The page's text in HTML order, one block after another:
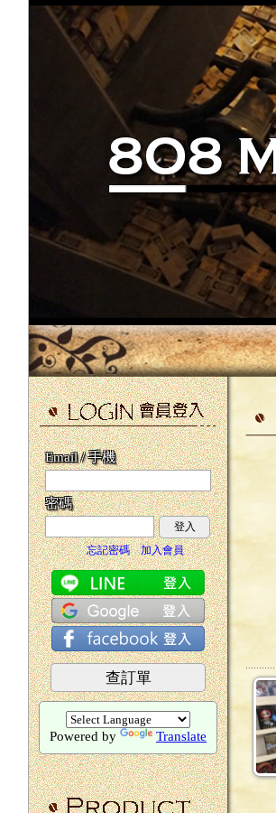
Email / 手機
密碼
登入
忘記密碼
加入會員
查訂單
Powered by Translate